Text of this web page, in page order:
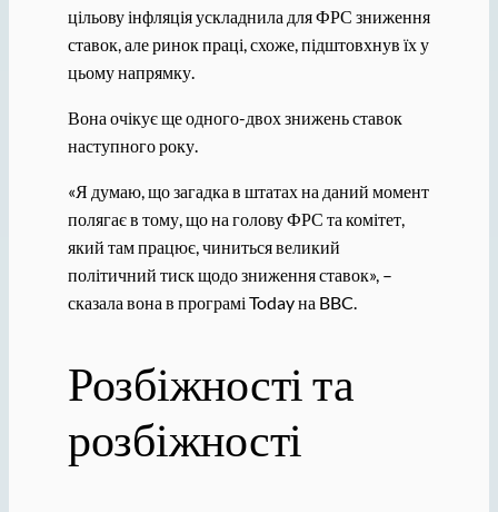
цільову інфляція ускладнила для ФРС зниження
ставок, але ринок праці, схоже, підштовхнув їх у
цьому напрямку.
Вона очікує ще одного-двох знижень ставок
наступного року.
«Я думаю, що загадка в штатах на даний момент
полягає в тому, що на голову ФРС та комітет,
який там працює, чиниться великий
політичний тиск щодо зниження ставок», –
сказала вона в програмі Today на BBC.
Розбіжності та
розбіжності